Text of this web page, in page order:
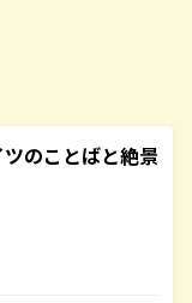
のことばと絶景